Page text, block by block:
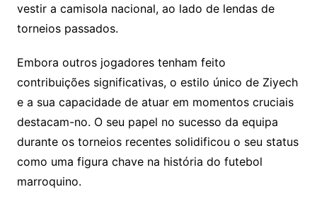
vestir a camisola nacional, ao lado de lendas de
torneios passados.
Embora outros jogadores tenham feito
contribuições significativas, o estilo único de Ziyech
e a sua capacidade de atuar em momentos cruciais
destacam-no. O seu papel no sucesso da equipa
durante os torneios recentes solidificou o seu status
como uma figura chave na história do futebol
marroquino.